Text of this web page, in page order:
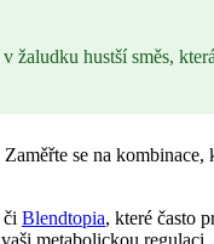
hustší směs,
Zaměřte se na
či Blendtopia, které často